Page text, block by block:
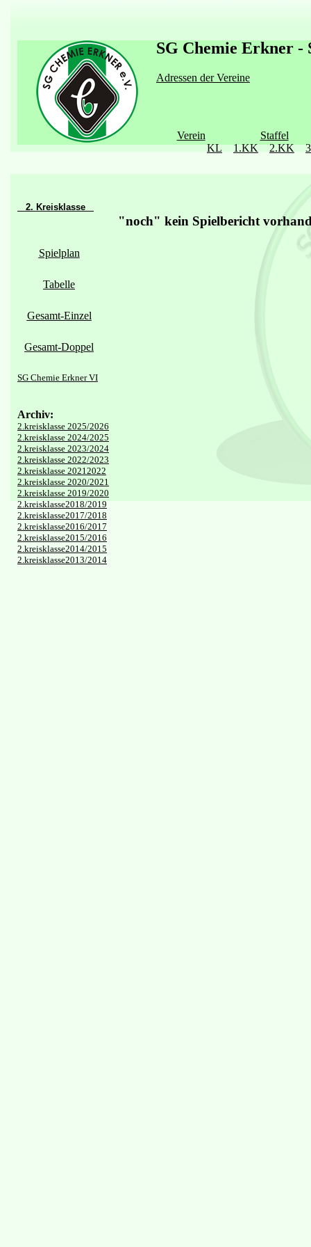
SG Chemie Erkner -
Adressen der Vereine
Verein
Staffel
KL
1.KK 2.KK
2. Kreisklasse
Spielplan
Tabelle
Gesamt-Einzel
Gesamt-Doppel
SG Chemie Erkner VI
Archiv:
2.kreisklasse 2025/2026
2.kreisklasse 2024/2025
2.kreisklasse 2023/2024
2.kreisklasse 2022/2023
2.kreisklasse 20212022
2.kreisklasse 2020/2021
2.kreisklasse 2019/2020
2.kreisklasse2018/2019
2.kreisklasse2017/2018
2.kreisklasse2016/2017
2.kreisklasse2015/2016
2.kreisklasse2014/2015
2.kreisklasse2013/2014
"noch" kein Spielbericht